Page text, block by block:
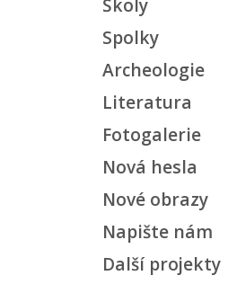
Školy
Spolky
Archeologie
Literatura
Fotogalerie
Nová hesla
Nové obrazy
Napište nám
Další projekty